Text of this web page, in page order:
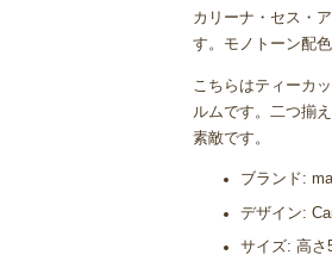
カリーナ・セス・
す。モノトーン配
こちらはティーカ
ルムです。二つ揃
素敵です。
ブランド:
デザイン:
サイズ: 高さ